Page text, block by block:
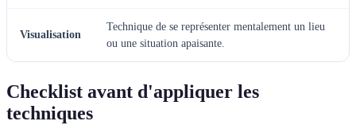
Visualisation
Technique de se représenter mentalement un lieu
ou une situation apaisante.
Checklist avant d'appliquer les
techniques